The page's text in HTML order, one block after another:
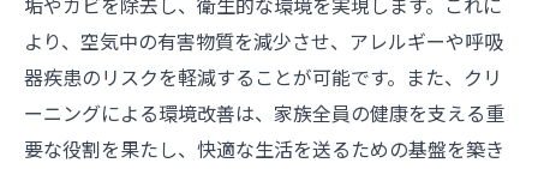
より、空気中の有害物質を減少させ、アレルギーや呼吸
器疾患のリスクを軽減することが可能です。また、クリ
ーニングによる環境改善は、家族全員の健康を支える重
要な役割を果たし、快適な生活を送るための基盤を築き